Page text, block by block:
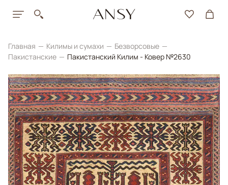
Главная Килимы и сумахи
Безворсовые
Пакистанские
Пакистанский Килим - Ковер №2630